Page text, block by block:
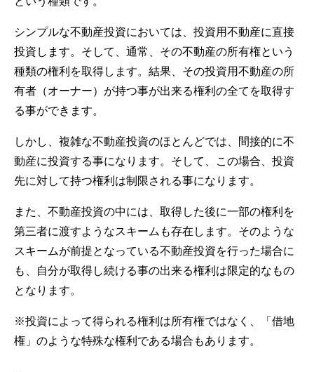
シンプルな不動産投資においては、投資用不動産に直接
投資します。そして、通常、その不動産の所有権という
種類の権利を取得します。結果、その投資用不動産の所
有者（オーナー）が持つ事が出来る権利の全てを取得す
る事ができます。
しかし、複雑な不動産投資のほとんどでは、間接的に不
動産に投資する事になります。そして、この場合、投資
先に対して持つ権利は制限される事になります。
また、不動産投資の中には、取得した後に一部の権利を
第三者に渡すようなスキームも存在します。そのような
スキームが前提となっている不動産投資を行った場合に
も、自分が取得し続ける事の出来る権利は限定的なもの
となります。
※投資によって得られる権利は所有権ではなく、「借地
権」のような特殊な権利である場合もあります。